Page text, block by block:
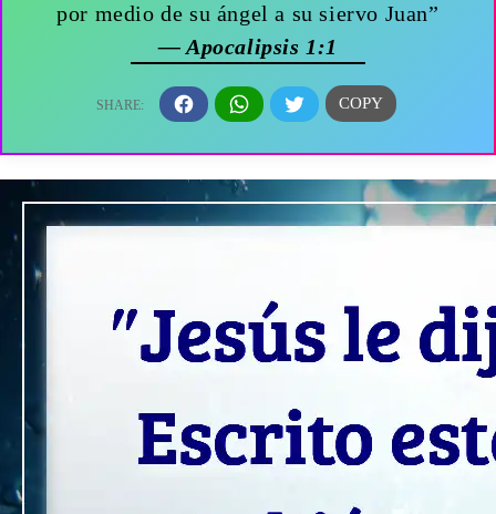
por medio de su ángel a su siervo Juan”
— Apocalipsis 1:1